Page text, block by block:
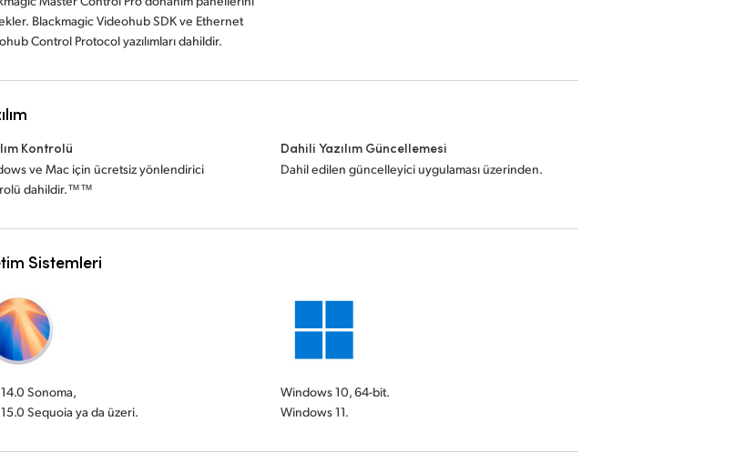
Blackmagic Videohub SDK ve Ethernet
Control Protocol yazılımları dahildir.
Kontrolü
ve Mac için ücretsiz yönlendirici
dahildir.™™
Dahili Yazılım Güncellemesi
Dahil edilen güncelleyici uygulaması üzerinden.
Sistemleri
Sonoma,
Sequoia ya da üzeri.
Windows 10, 64-bit.
Windows 11.